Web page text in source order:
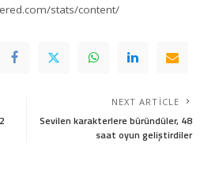
stats/content/
NEXT ARTICLE
Sevilen karakterlere büründüler, 48
saat oyun geliştirdiler